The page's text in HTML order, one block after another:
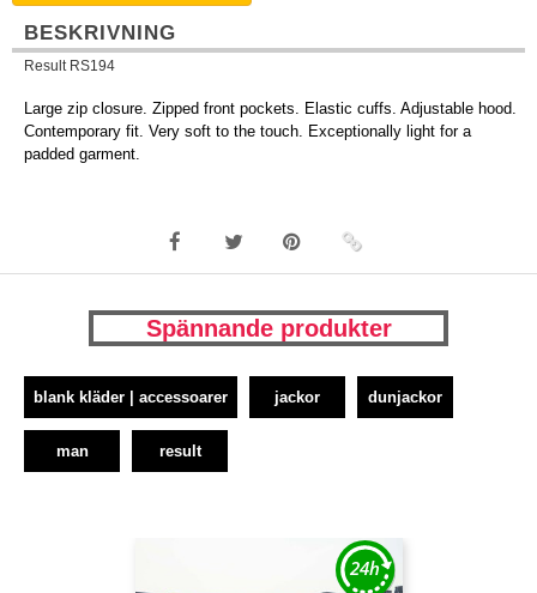
BESKRIVNING
Result RS194
Large zip closure. Zipped front pockets. Elastic cuffs. Adjustable hood.
Contemporary fit. Very soft to the touch. Exceptionally light for a
padded garment.
Spännande produkter
blank kläder | accessoarer jackor dunjackor
man result